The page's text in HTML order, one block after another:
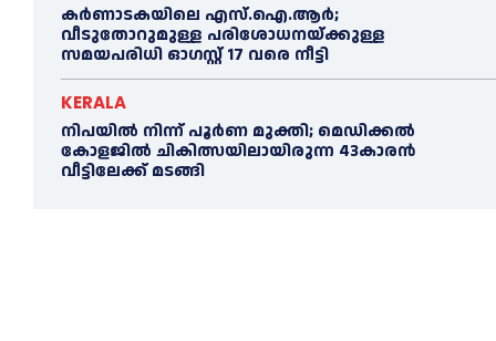
കർണാടകയിലെ എസ്.ഐ.ആർ;
വീടുതോറുമുള്ള പരിശോധനയ്ക്കുള്ള
സമയപരിധി ഓഗസ്റ്റ് 17 വരെ നീട്ടി
KERALA
നിപയില്‍ നിന്ന് പൂര്‍ണ മുക്തി; മെഡിക്കല്‍
കോളജില്‍ ചികിത്സയിലായിരുന്ന 43കാരന്‍
വീട്ടിലേക്ക് മടങ്ങി